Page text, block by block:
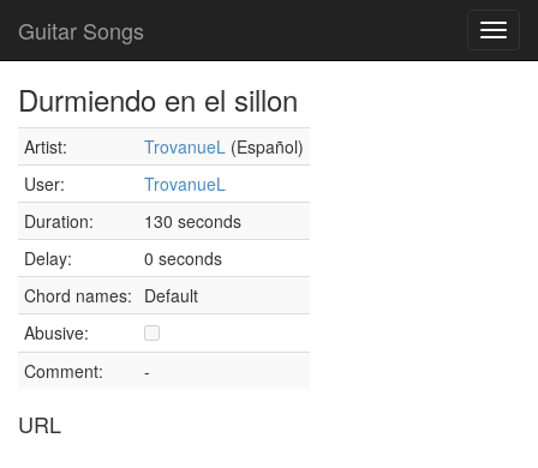
Guitar Songs
Durmiendo en el sillon
Artist: TrovanueL (Español)
User:
TrovanueL
Duration:
130 seconds
Delay:
0 seconds
Chord names: Default
Abusive:
Comment:
-
URL